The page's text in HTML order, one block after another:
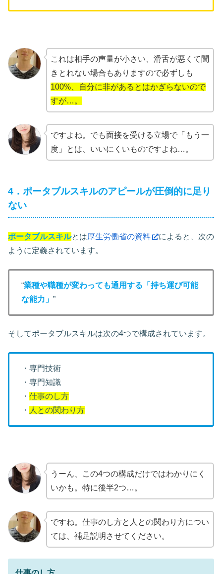
これは相手の声量が小さい、滑舌が悪くて聞
きとれない場合もありますので必ずしも
100%、自分に非があるとはかぎらないので
すが…。
ですよね。でも面接を受ける立場で「もう一
度」とは、いいにくいものですよね…。
4．ポータブルスキルのアピールが圧倒的に足り
ない
ポータブルスキルとは厚生労働省の資料
によると、次の
ように定義されています。
“業種や職種が変わっても通用する「持ち運び可能
な能力」 ”
そしてポータブルスキルは次の4つで構成されています。
・専門技術
・専門知識
・ 仕事のし方
・ 人との関わり方
うーん、この4つの構成だけではわかりにく
いかも。特に後半2つ…。
ですね。仕事のし方と人との関わり方につい
ては、補足説明させてください。